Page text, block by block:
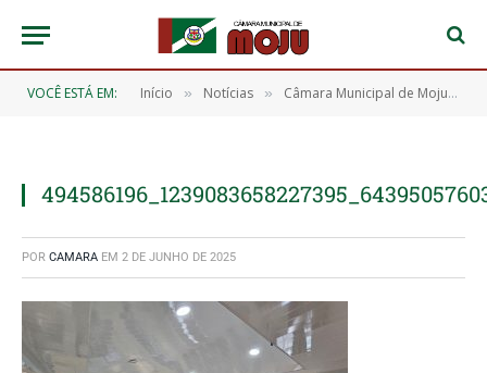
VOCÊ ESTÁ EM: Início » Notícias » Câmara Municipal de Moju realiza a 10ª Sessão Ordinária com aprovação de 15 requerimentos
POR CAMARA EM 2 DE JUNHO DE 2025